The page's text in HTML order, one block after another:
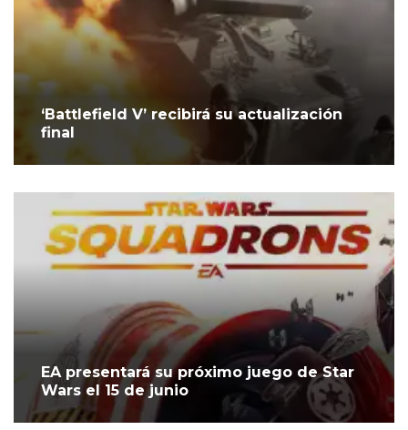
‘Battlefield V’ recibirá su actualización
final
EA presentará su próximo juego de Star
Wars el 15 de junio